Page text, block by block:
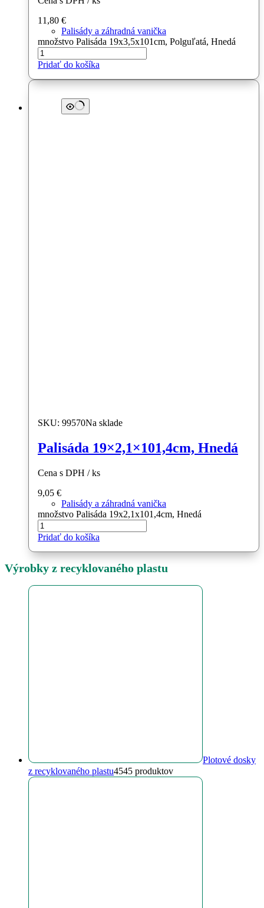
11,80 €
Palisády a záhradná vanička
množstvo Palisáda 19x3,5x101cm, Polguľatá, Hnedá
Pridať do košíka
SKU: 99570Na sklade
Palisáda 19×2,1×101,4cm, Hnedá
Cena s DPH / ks
9,05 €
Palisády a záhradná vanička
množstvo Palisáda 19x2,1x101,4cm, Hnedá
Pridať do košíka
Výrobky z recyklovaného plastu
Plotové dosky
z recyklovaného plastu4545 produktov